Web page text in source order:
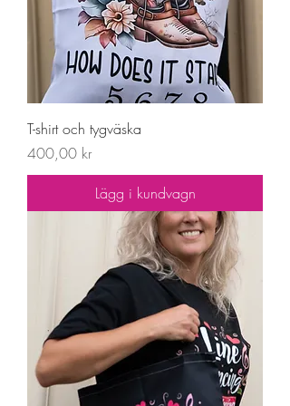
T-shirt och tygväska
Pris
400,00 kr
Lägg i kundvagn